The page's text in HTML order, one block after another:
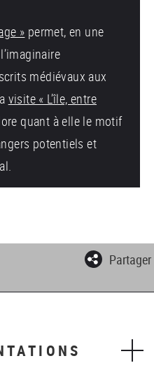
» permet, en une
médiévaux aux
visite « L’île, entre
quant à elle le motif
potentiels et
Partager